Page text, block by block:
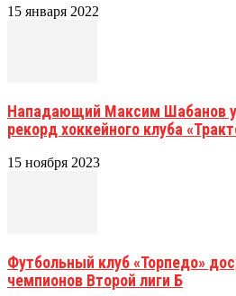
15 января 2022
Нападающий Максим Шабанов
рекорд хоккейного клуба
15 ноября 2023
Футбольный клуб «Торпедо»
чемпионов Второй лиги Б